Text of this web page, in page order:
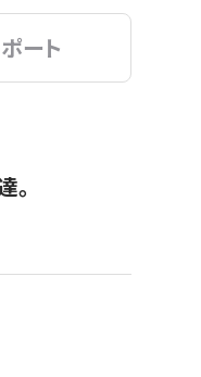
ート
。